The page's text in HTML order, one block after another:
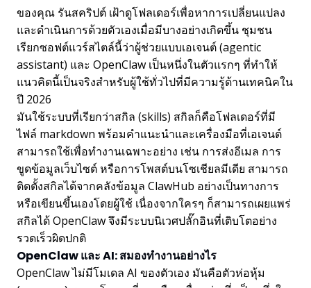
ของคุณ รันสคริปต์ เฝ้าดูโฟลเดอร์เพื่อหาการเปลี่ยนแปลง
และดำเนินการด้วยตัวเองเมื่อมีบางอย่างเกิดขึ้น ชุมชน
เรียกซอฟต์แวร์สไตล์นี้ว่าผู้ช่วยแบบเอเจนต์ (agentic
assistant) และ OpenClaw เป็นหนึ่งในตัวแรกๆ ที่ทำให้
แนวคิดนี้เป็นจริงสำหรับผู้ใช้ทั่วไปที่มีความรู้ด้านเทคนิคใน
ปี 2026
มันใช้ระบบที่เรียกว่าสกิล (skills) สกิลก็คือโฟลเดอร์ที่มี
ไฟล์ markdown พร้อมคำแนะนำและเครื่องมือที่เอเจนต์
สามารถใช้เพื่อทำงานเฉพาะอย่าง เช่น การส่งอีเมล การ
ขูดข้อมูลเว็บไซต์ หรือการโพสต์บนโซเชียลมีเดีย สามารถ
ติดตั้งสกิลได้จากคลังข้อมูล ClawHub อย่างเป็นทางการ
หรือเขียนขึ้นเองโดยผู้ใช้ เนื่องจากใครๆ ก็สามารถเผยแพร่
สกิลได้ OpenClaw จึงมีระบบนิเวศปลั๊กอินที่เติบโตอย่าง
รวดเร็วผิดปกติ
OpenClaw และ AI: สมองทำงานอย่างไร
OpenClaw ไม่มีโมเดล AI ของตัวเอง มันคือตัวห่อหุ้ม